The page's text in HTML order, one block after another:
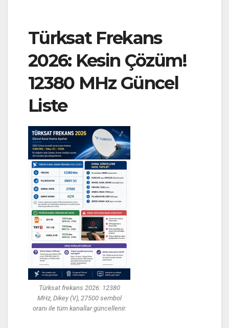
Türksat Frekans
2026: Kesin Çözüm!
12380 MHz Güncel
Liste
Türksat frekans 2026: 12380
MHz, Dikey (V), 27500 sembol
oranı ile tüm kanallar güncellenir.